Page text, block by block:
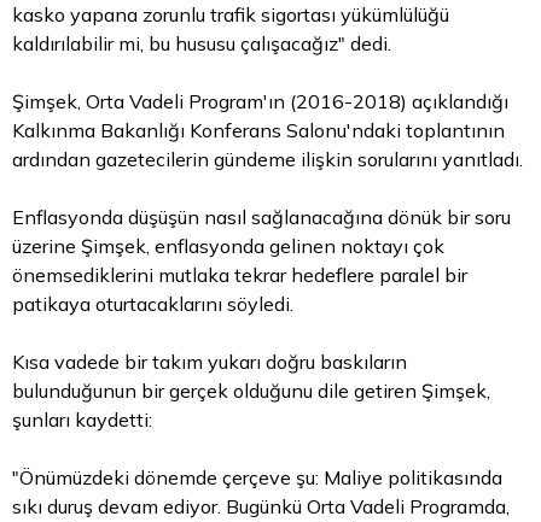
kasko yapana zorunlu trafik sigortası yükümlülüğü
kaldırılabilir mi, bu hususu çalışacağız" dedi.
Şimşek, Orta Vadeli Program'ın (2016-2018) açıklandığı
Kalkınma Bakanlığı Konferans Salonu'ndaki toplantının
ardından gazetecilerin gündeme ilişkin sorularını yanıtladı.
Enflasyonda düşüşün nasıl sağlanacağına dönük bir soru
üzerine Şimşek, enflasyonda gelinen noktayı çok
önemsediklerini mutlaka tekrar hedeflere paralel bir
patikaya oturtacaklarını söyledi.
Kısa vadede bir takım yukarı doğru baskıların
bulunduğunun bir gerçek olduğunu dile getiren Şimşek,
şunları kaydetti:
"Önümüzdeki dönemde çerçeve şu: Maliye politikasında
sıkı duruş devam ediyor. Bugünkü Orta Vadeli Programda,